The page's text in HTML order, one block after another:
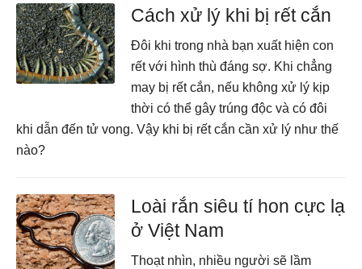
Cách xử lý khi bị rết cắn
Đôi khi trong nhà bạn xuất hiện con
rết với hình thù đáng sợ. Khi chẳng
may bị rết cắn, nếu không xử lý kịp
thời có thể gây trúng độc và có đôi
khi dẫn đến tử vong. Vậy khi bị rết cắn cần xử lý như thế
nào?
Loài rắn siêu tí hon cực lạ
ở Việt Nam
Thoạt nhìn, nhiều người sẽ lầm